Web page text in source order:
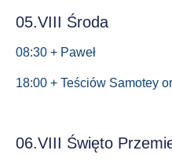
05.VIII Środa
08:30 + Paweł
18:00 + Teściów Samotey
06.VIII Święto